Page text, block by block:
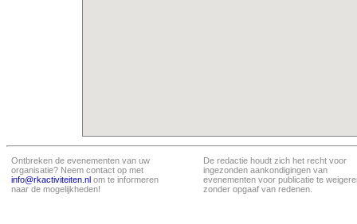
Ontbreken de evenementen van uw
organisatie? Neem contact op met
info@rkactiviteiten.nl om te informeren
naar de mogelijkheden!
De redactie houdt zich het recht voor
ingezonden aankondigingen van
evenementen voor publicatie te
zonder opgaaf van redenen.